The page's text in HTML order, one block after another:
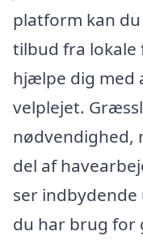
platform kan
tilbud fra lokale
hjælpe dig med
velplejet.
nødvendighed,
del af
ser indbydende
du har brug for